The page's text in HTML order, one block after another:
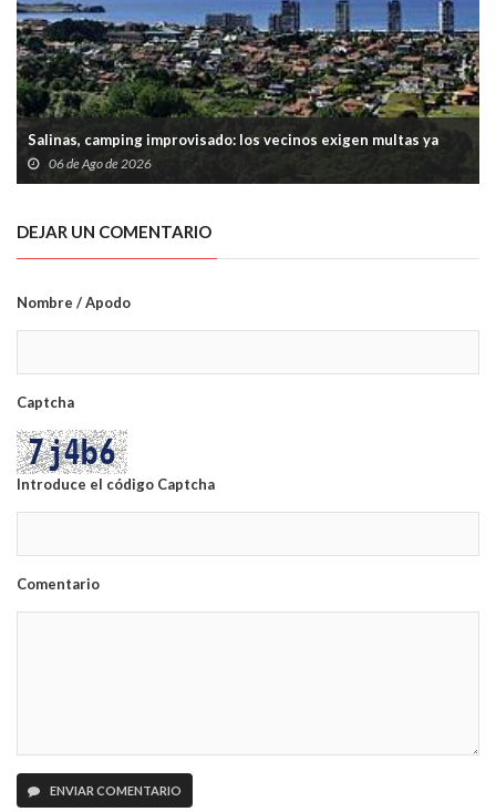
Salinas, camping improvisado: los vecinos exigen multas ya
06 de Ago de 2026
DEJAR UN COMENTARIO
Nombre / Apodo
Captcha
Introduce el código Captcha
Comentario
ENVIAR COMENTARIO